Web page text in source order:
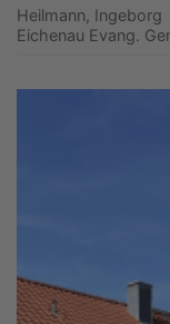
Heilmann, Ingeborg
Eichenau Evang.